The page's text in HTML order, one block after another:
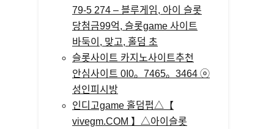
79-5 274 – 블루게임, 아이 슬롯
당첨금99억, 슬롯game 사이트
바둑이, 맞고, 홀덤 초
슬롯사이트 카지노사이트추천
안심사이트 0I0。7465。3464 ⓞ
성인피시방
인디­고game 홀­덤펍△【
vivegm.COM 】△아이슬롯